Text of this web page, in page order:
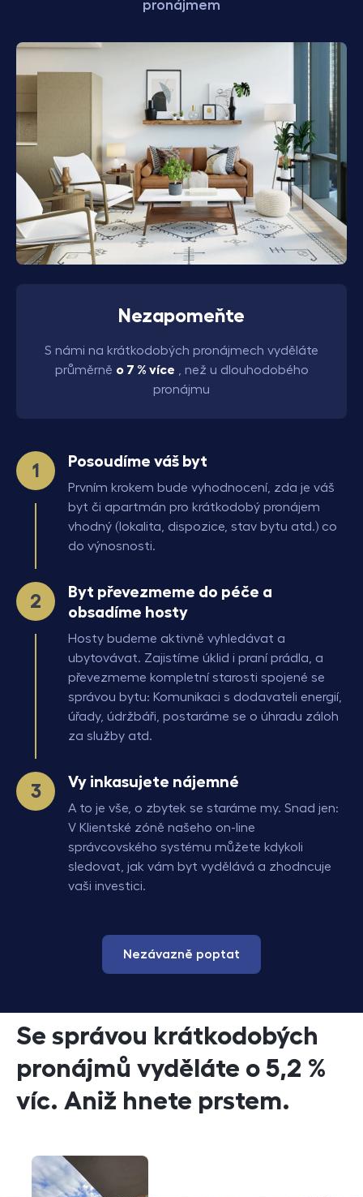
pronájmem
Nezapomeňte
S námi na krátkodobých pronájmech vyděláte
průměrně o 7 % více , než u dlouhodobého
pronájmu
Posoudíme váš byt
Prvním krokem bude vyhodnocení, zda je váš
byt či apartmán pro krátkodobý pronájem
vhodný (lokalita, dispozice, stav bytu atd.) co
do výnosnosti.
Byt převezmeme do péče a
obsadíme hosty
Hosty budeme aktivně vyhledávat a
ubytovávat. Zajistíme úklid i praní prádla, a
převezmeme kompletní starosti spojené se
správou bytu: Komunikaci s dodavateli energií,
úřady, údržbáři, postaráme se o úhradu záloh
za služby atd.
Vy inkasujete nájemné
A to je vše, o zbytek se staráme my. Snad jen:
V Klientské zóně našeho on-line
správcovského systému můžete kdykoli
sledovat, jak vám byt vydělává a zhodncuje
vaši investici.
Nezávazně poptat
Se správou krátkodobých
pronájmů vyděláte o 5,2 %
víc. Aniž hnete prstem.